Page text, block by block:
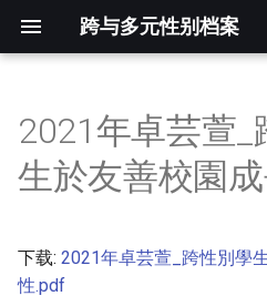
跨与多元性别档案
开
摘要
正文
2021年卓芸萱_
生於友善校園
下载: 2021年卓芸萱_跨性別學
性.pdf